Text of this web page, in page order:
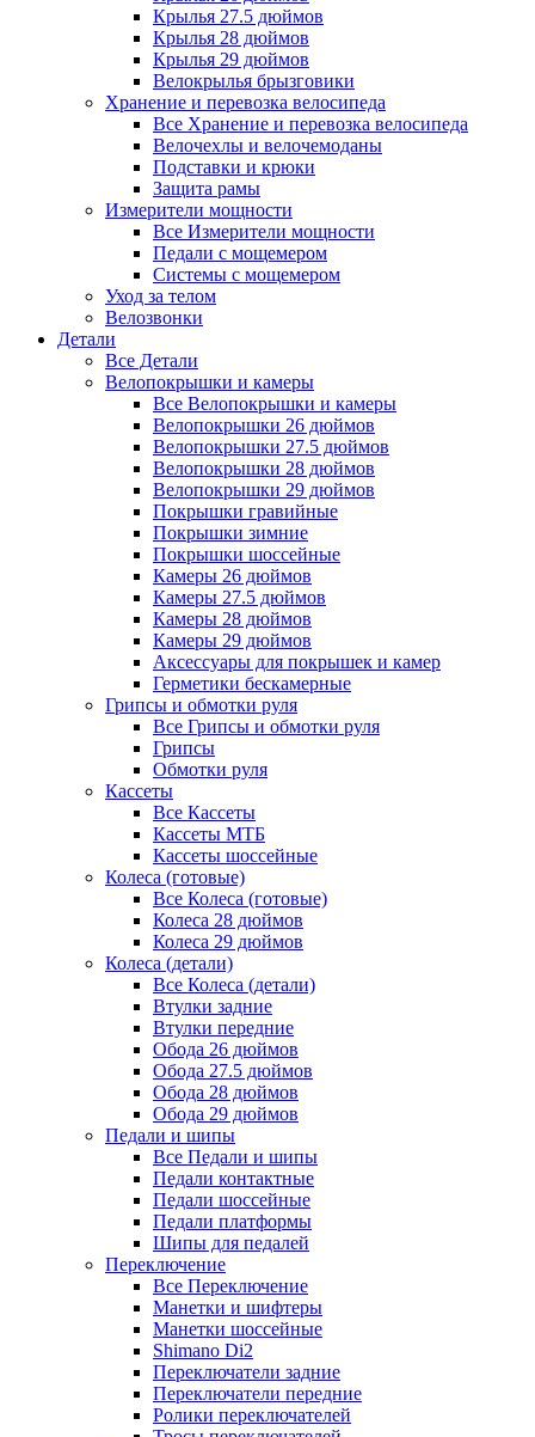
Крылья 27.5 дюймов
Крылья 28 дюймов
Крылья 29 дюймов
Велокрылья брызговики
Хранение и перевозка велосипеда
Все Хранение и перевозка велосипеда
Велочехлы и велочемоданы
Подставки и крюки
Защита рамы
Измерители мощности
Все Измерители мощности
Педали с мощемером
Системы с мощемером
Уход за телом
Велозвонки
Детали
Все Детали
Велопокрышки и камеры
Все Велопокрышки и камеры
Велопокрышки 26 дюймов
Велопокрышки 27.5 дюймов
Велопокрышки 28 дюймов
Велопокрышки 29 дюймов
Покрышки гравийные
Покрышки зимние
Покрышки шоссейные
Камеры 26 дюймов
Камеры 27.5 дюймов
Камеры 28 дюймов
Камеры 29 дюймов
Аксессуары для покрышек и камер
Герметики бескамерные
Грипсы и обмотки руля
Все Грипсы и обмотки руля
Грипсы
Обмотки руля
Кассеты
Все Кассеты
Кассеты МТБ
Кассеты шоссейные
Колеса (готовые)
Все Колеса (готовые)
Колеса 28 дюймов
Колеса 29 дюймов
Колеса (детали)
Все Колеса (детали)
Втулки задние
Втулки передние
Обода 26 дюймов
Обода 27.5 дюймов
Обода 28 дюймов
Обода 29 дюймов
Педали и шипы
Все Педали и шипы
Педали контактные
Педали шоссейные
Педали платформы
Шипы для педалей
Переключение
Все Переключение
Манетки и шифтеры
Манетки шоссейные
Shimano Di2
Переключатели задние
Переключатели передние
Ролики переключателей